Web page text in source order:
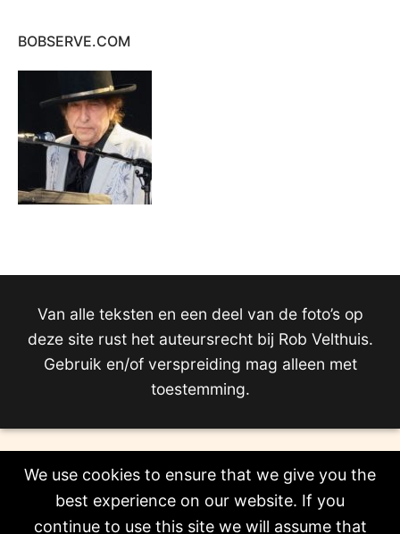
BOBSERVE.COM
Van alle teksten en een deel van de foto’s op
deze site rust het auteursrecht bij Rob Velthuis.
Gebruik en/of verspreiding mag alleen met
toestemming.
We use cookies to ensure that we give you the
best experience on our website. If you
continue to use this site we will assume that